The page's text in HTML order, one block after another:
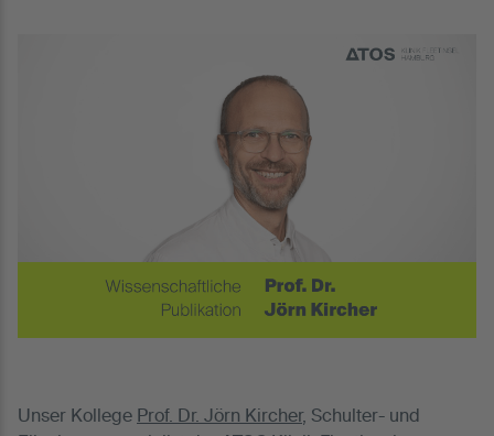
Unser Kollege Prof. Dr. Jörn Kircher, Schulter- und